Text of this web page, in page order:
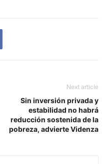
Next article
Sin inversión privada y
estabilidad no habrá
reducción sostenida de la
pobreza, advierte Videnza